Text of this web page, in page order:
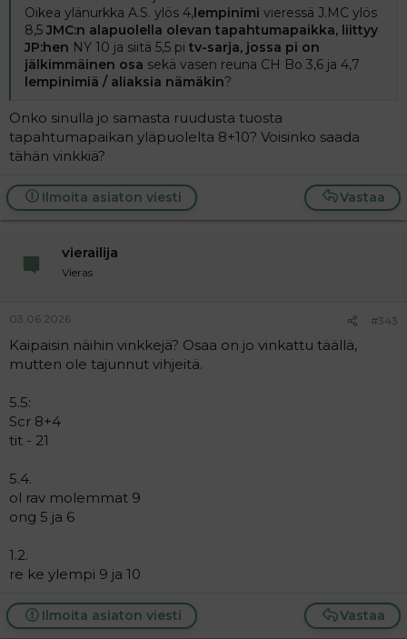
Oikea ylänurkka A.S. ylös 4,lempinimi vieressä J.MC ylös
8,5 JMC:n alapuolella olevan tapahtumapaikka, liittyy
JP:hen NY 10 ja siitä 5,5 pi tv-sarja, jossa pi on
jälkimmäinen osa sekä vasen reuna CH Bo 3,6 ja 4,7
lempinimiä / aliaksia nämäkin?
Onko sinulla jo samasta ruudusta tuosta
tapahtumapaikan yläpuolelta 8+10? Voisinko saada
tähän vinkkiä?
Vastaa
Ilmoita asiaton viesti
vierailija
Vieras
03.06.2026 #343
Kaipaisin näihin vinkkejä? Osaa on jo vinkattu täällä,
mutten ole tajunnut vihjeitä.
5.5:
Scr 8+4
tit - 21
5.4.
ol rav molemmat 9
ong 5 ja 6
1.2.
re ke ylempi 9 ja 10
Vastaa
Ilmoita asiaton viesti